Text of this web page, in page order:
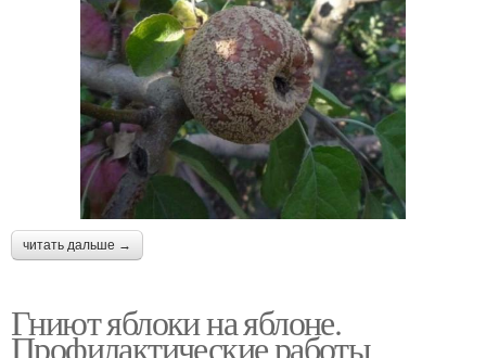
читать дальше →
Гниют яблоки на яблоне.
Профилактические работы